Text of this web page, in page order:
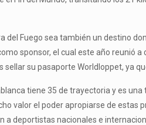
del Fuego sea también un destino
sponsor, el cual este año reunió
su pasaporte Worldloppet, ya
tiene 35 de trayectoria y es
valor el poder apropiarse de
a deportistas nacionales e